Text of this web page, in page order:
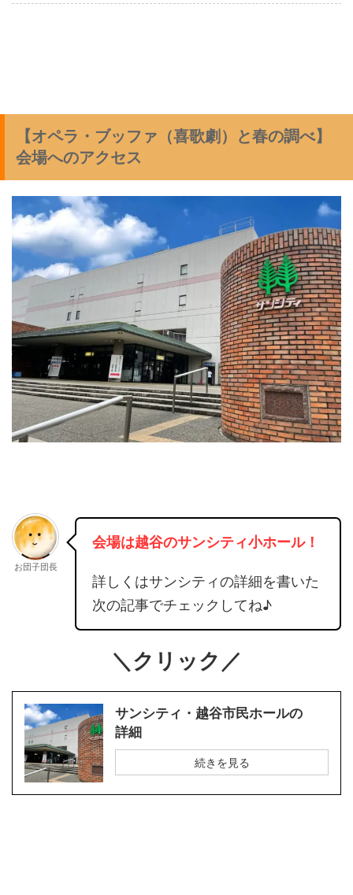
【オペラ・ブッファ（喜歌劇）と春の調べ】
会場へのアクセス
お団子団長
会場は越谷のサンシティ小ホール！
詳しくはサンシティの詳細を書いた
次の記事でチェックしてね♪
＼クリック／
サンシティ・越谷市民ホールの
詳細
続きを見る